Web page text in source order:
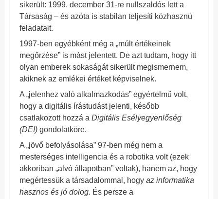
sikerült: 1999. december 31-re nullszaldós lett a
Társaság – és azóta is stabilan teljesíti közhasznú
feladatait.
1997-ben egyébként még a „múlt értékeinek
megőrzése” is mást jelentett. De azt tudtam, hogy itt
olyan emberek sokaságát sikerült megismernem,
akiknek az emlékei értéket képviselnek.
A „jelenhez való alkalmazkodás” egyértelmű volt,
hogy a digitális írástudást jelenti, később
csatlakozott hozzá a Digitális Esélyegyenlőség
(DE!) gondolatköre.
A „jövő befolyásolása” 97-ben még nem a
mesterséges intelligencia és a robotika volt (ezek
akkoriban „alvó állapotban” voltak), hanem az, hogy
megértessük a társadalommal, hogy az informatika
hasznos és jó dolog. És persze a